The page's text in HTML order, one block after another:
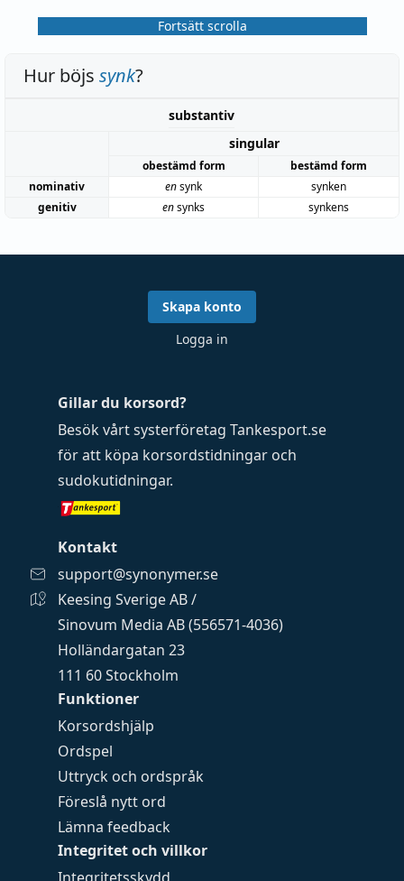
Fortsätt scrolla
Hur böjs synk?
substantiv
singular
obestämd form
bestämd form
nominativ
ensynk
synken
genitiv
ensynks synkens
Funktioner
Korsordshjälp
Ordspel
Uttryck och ordspråk
Föreslå nytt ord
Lämna feedback
Integritet och villkor
Gillar du korsord?
Besök vårt systerföretag Tankesport.se
för att köpa korsordstidningar och
sudokutidningar.
Kontakt
support@synonymer.se
Keesing Sverige AB /
Sinovum Media AB (556571-4036)
Holländargatan 23
111 60 Stockholm
Skapa konto
Logga in